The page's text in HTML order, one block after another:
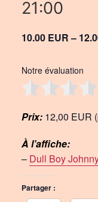
21:00
10.00 EUR –
Notre évaluation
Prix: 12,00 EUR
À l’affiche:
– Dull Boy
Partager :